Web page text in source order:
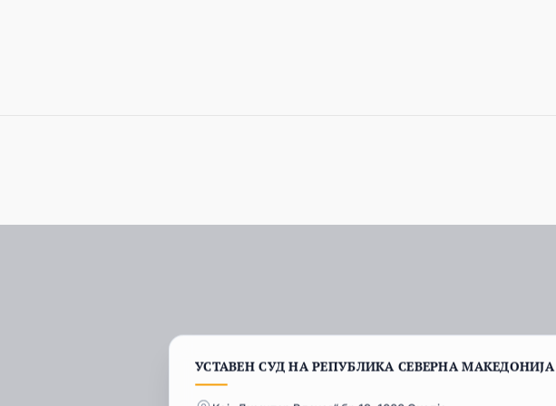
УСТАВЕН СУД НА РЕПУБЛИКА СЕВЕРНА МАКЕДОНИЈА